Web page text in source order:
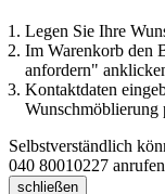
Legen Sie Ihre
Im Warenkorb den
anfordern"
Kontaktdaten
Wunschmöblierung
Selbstverständlich
040 80010227
schließen